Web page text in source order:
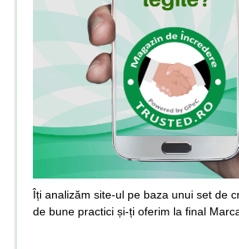
Îți analizăm site-ul pe baza unui set de
de bune practici și-ți oferim la final